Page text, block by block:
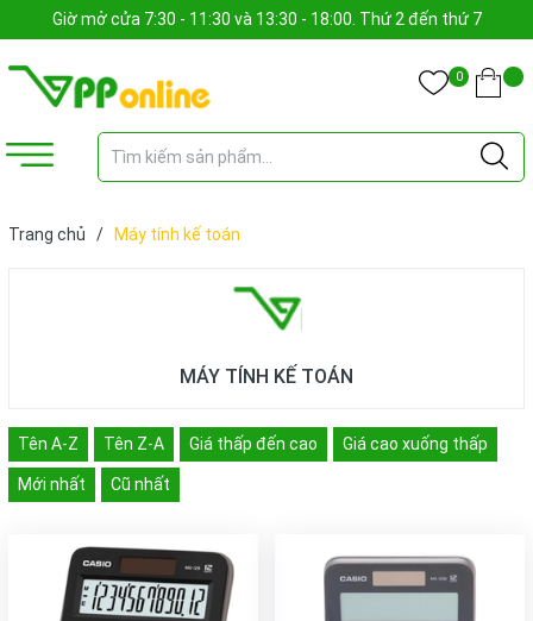
Giờ mở cửa 7:30 - 11:30 và 13:30 - 18:00. Thứ 2 đến thứ 7
0
Trang chủ / Máy tính kế toán
MÁY TÍNH KẾ TOÁN
Tên A-Z Tên Z-A Giá thấp đến cao Giá cao xuống thấp
Mới nhất Cũ nhất